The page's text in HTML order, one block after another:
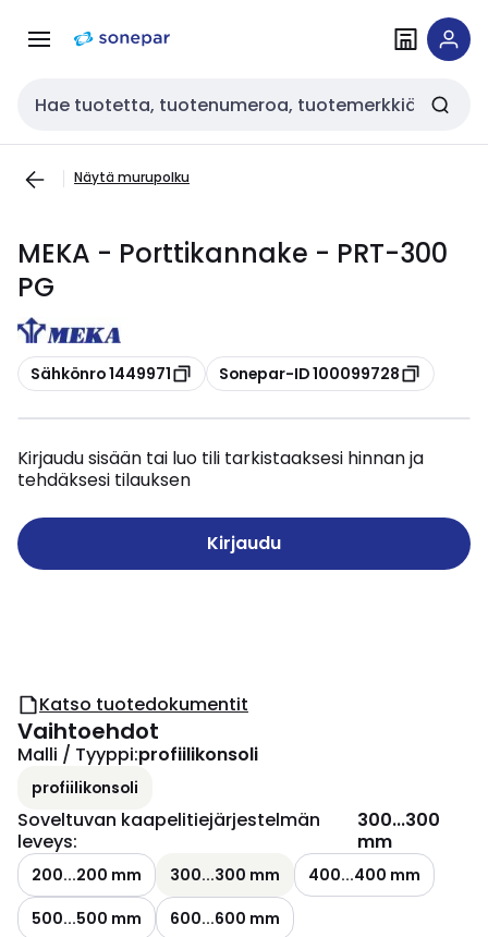
navigointiinsisältöön
Haku
Näytä murupolku
MEKA - Porttikannake - PRT-300
PG
Kopioi
Sähkönro 1449971 Kopioi
Sonepar-ID 100099728
Kirjaudu sisään tai luo tili tarkistaaksesi hinnan ja
tehdäksesi tilauksen
Kirjaudu
Katso tuotedokumentit
Vaihtoehdot
Malli / Tyyppi:profiilikonsoli
profiilikonsoli
Soveltuvan kaapelitiejärjestelmän
leveys:
300...300
mm
200...200 mm 300...300 mm
400...400 mm
500...500 mm
600...600 mm